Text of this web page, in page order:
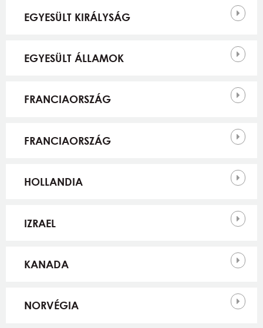
EGYESÜLT KIRÁLYSÁG
EGYESÜLT ÁLLAMOK
FRANCIAORSZÁG
FRANCIAORSZÁG
HOLLANDIA
IZRAEL
KANADA
NORVÉGIA